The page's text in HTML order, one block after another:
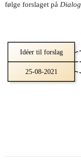
følge forslaget på Dialog